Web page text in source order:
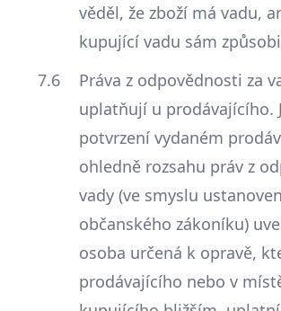
věděl, že zboží má vadu,
kupující vadu sám
Práva z odpovědnosti za
uplatňují u prodávajícího.
potvrzení vydaném
ohledně rozsahu práv z
vady (ve smyslu
občanského zákoníku)
osoba určená k opravě,
prodávajícího nebo v